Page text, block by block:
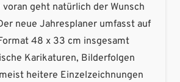
geht natürlich der Wunsch
neue Jahresplaner umfasst auf
48 x 33 cm insgesamt
Karikaturen, Bilderfolgen
heitere Einzelzeichnungen